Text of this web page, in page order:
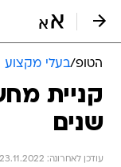
הטופ/בעלי מקצוע
קניית
שנים
עודכן לאחרונה: 23.11.2022 / 9:48